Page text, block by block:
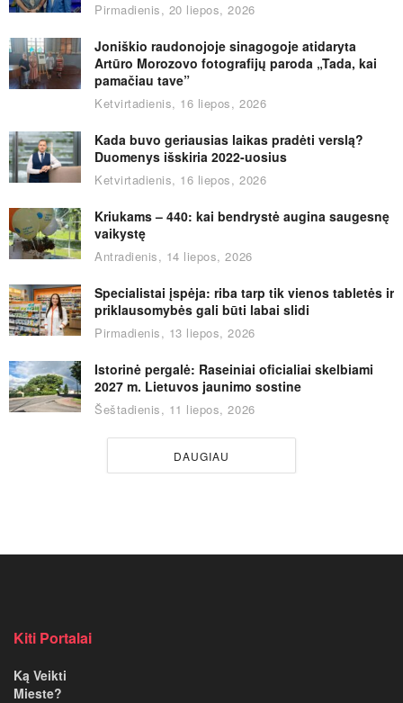
Pirmadienis, 20 liepos, 2026
Joniškio raudonojoje sinagogoje atidaryta
Artūro Morozovo fotografijų paroda „Tada, kai
pamačiau tave”
Ketvirtadienis, 16 liepos, 2026
Kada buvo geriausias laikas pradėti verslą?
Duomenys išskiria 2022-uosius
Ketvirtadienis, 16 liepos, 2026
Kriukams – 440: kai bendrystė augina saugesnę
vaikystę
Antradienis, 14 liepos, 2026
Specialistai įspėja: riba tarp tik vienos tabletės ir
priklausomybės gali būti labai slidi
Pirmadienis, 13 liepos, 2026
Istorinė pergalė: Raseiniai oficialiai skelbiami
2027 m. Lietuvos jaunimo sostine
Šeštadienis, 11 liepos, 2026
DAUGIAU
Kiti Portalai
Ką Veikti
Mieste?